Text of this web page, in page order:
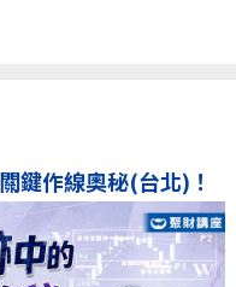
鍵作線奧秘(台北)！